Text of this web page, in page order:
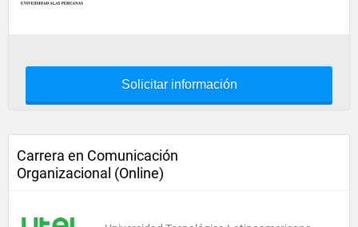
Solicitar información
Carrera en Comunicación
Organizacional (Online)